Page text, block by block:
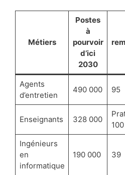
Métiers
Postes
à
pourvoir
d’ici
2030
Agents
d’entretien
490 000 95
Enseignants 328 000
100
Ingénieurs
en
informatique
190 000 39